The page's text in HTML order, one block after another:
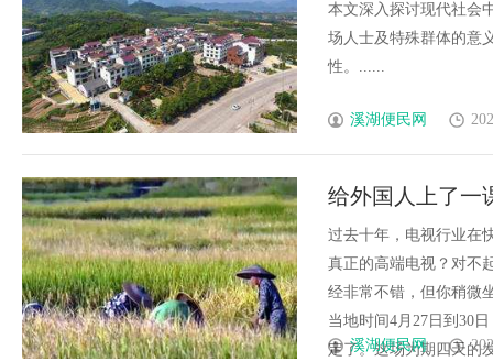
本文深入探讨现代社会
场人士及特殊群体的意
性。......
溪湖便民网
给外国人上了一
行业天花板
过去十年，电视行业在
真正的高端电视？对不
经非常不错，但你稍微
当地时间4月27日到30
定了。这场为期四天的
溪湖便民网